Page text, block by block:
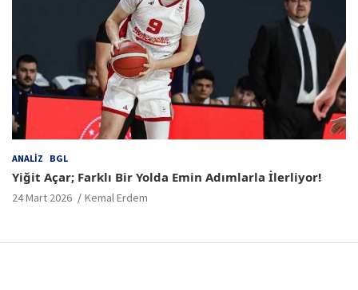
ANALIZ BGL
Yiğit Açar; Farklı Bir Yolda Emin Adımlarla İlerliyor!
24 Mart 2026 Kemal Erdem